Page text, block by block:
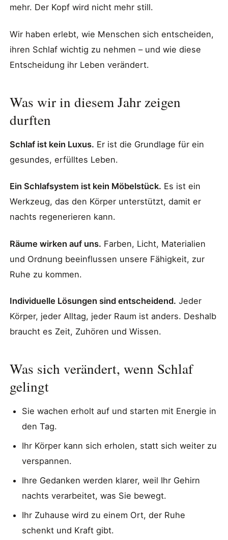
mehr. Der Kopf wird nicht mehr still.
Wir haben erlebt, wie Menschen sich entscheiden,
ihren Schlaf wichtig zu nehmen – und wie diese
Entscheidung ihr Leben verändert.
Was wir in diesem Jahr zeigen
durften
Schlaf ist kein Luxus. Er ist die Grundlage für ein
gesundes, erfülltes Leben.
Ein Schlafsystem ist kein Möbelstück. Es ist ein
Werkzeug, das den Körper unterstützt, damit er
nachts regenerieren kann.
Räume wirken auf uns. Farben, Licht, Materialien
und Ordnung beeinflussen unsere Fähigkeit, zur
Ruhe zu kommen.
Individuelle Lösungen sind entscheidend. Jeder
Körper, jeder Alltag, jeder Raum ist anders. Deshalb
braucht es Zeit, Zuhören und Wissen.
Was sich verändert, wenn Schlaf
gelingt
Sie wachen erholt auf und starten mit Energie in
den Tag.
Ihr Körper kann sich erholen, statt sich weiter zu
verspannen.
Ihre Gedanken werden klarer, weil Ihr Gehirn
nachts verarbeitet, was Sie bewegt.
Ihr Zuhause wird zu einem Ort, der Ruhe
schenkt und Kraft gibt.